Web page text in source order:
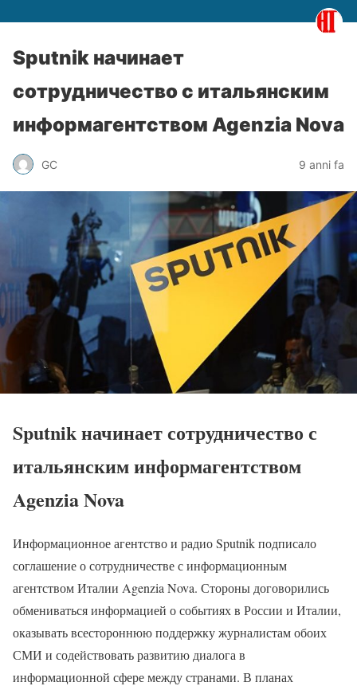
Sputnik начинает
сотрудничество с итальянским
информагентством Agenzia Nova
GC 9 anni fa
Sputnik начинает сотрудничество с
итальянским информагентством
Agenzia Nova
Информационное агентство и радио Sputnik подписало
соглашение о сотрудничестве с информационным
агентством Италии Agenzia Nova. Стороны договорились
обмениваться информацией о событиях в России и Италии,
оказывать всестороннюю поддержку журналистам обоих
СМИ и содействовать развитию диалога в
информационной сфере между странами. В планах